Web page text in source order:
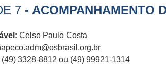
7 - ACOMPANHAMENTO
Celso Paulo Costa
(49) 3328-8812 ou (49) 99921-1314